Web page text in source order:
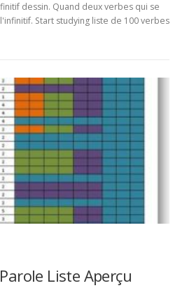
dessin. Quand deux verbes qui se
Start studying liste de 100 verbes
Liste Aperçu